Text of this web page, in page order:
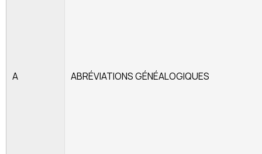
A ABRÉVIATIONS GÉNÉALOGIQUES